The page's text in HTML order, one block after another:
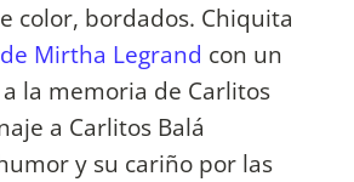
color, bordados. Chiquita
Mirtha Legrand con un
la memoria de Carlitos
a Carlitos Balá
y su cariño por las